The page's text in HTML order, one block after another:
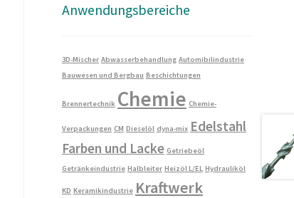
Anwendungsbereiche
3D-Mischer Abwasserbehandlung Automibilindustrie
Bauwesen und Bergbau Beschichtungen
Brennertechnik Chemie Chemie-
Verpackungen CM Dieselöl dyna-mix Edelstahl
Farben und Lacke Getriebeöl
Getränkeindustrie Halbleiter Heizöl L/EL Hydrauliköl
KD Keramikindustrie Kraftwerk